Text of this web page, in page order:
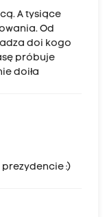
A tysiące
Od
doi kogo
próbuje
doiła
:)